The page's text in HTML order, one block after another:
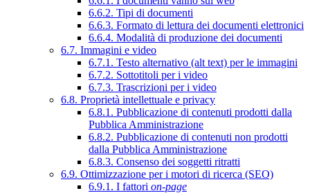
6.6.2. Tipi di documenti
6.6.3. Formato di lettura dei documenti elettronici
6.6.4. Modalità di produzione dei documenti
6.7. Immagini e video
6.7.1. Testo alternativo (alt text) per le immagini
6.7.2. Sottotitoli per i video
6.7.3. Trascrizioni per i video
6.8. Proprietà intellettuale e privacy
6.8.1. Pubblicazione di contenuti prodotti dalla
Pubblica Amministrazione
6.8.2. Pubblicazione di contenuti non prodotti
dalla Pubblica Amministrazione
6.8.3. Consenso dei soggetti ritratti
6.9. Ottimizzazione per i motori di ricerca (SEO)
6.9.1. I fattori on-page